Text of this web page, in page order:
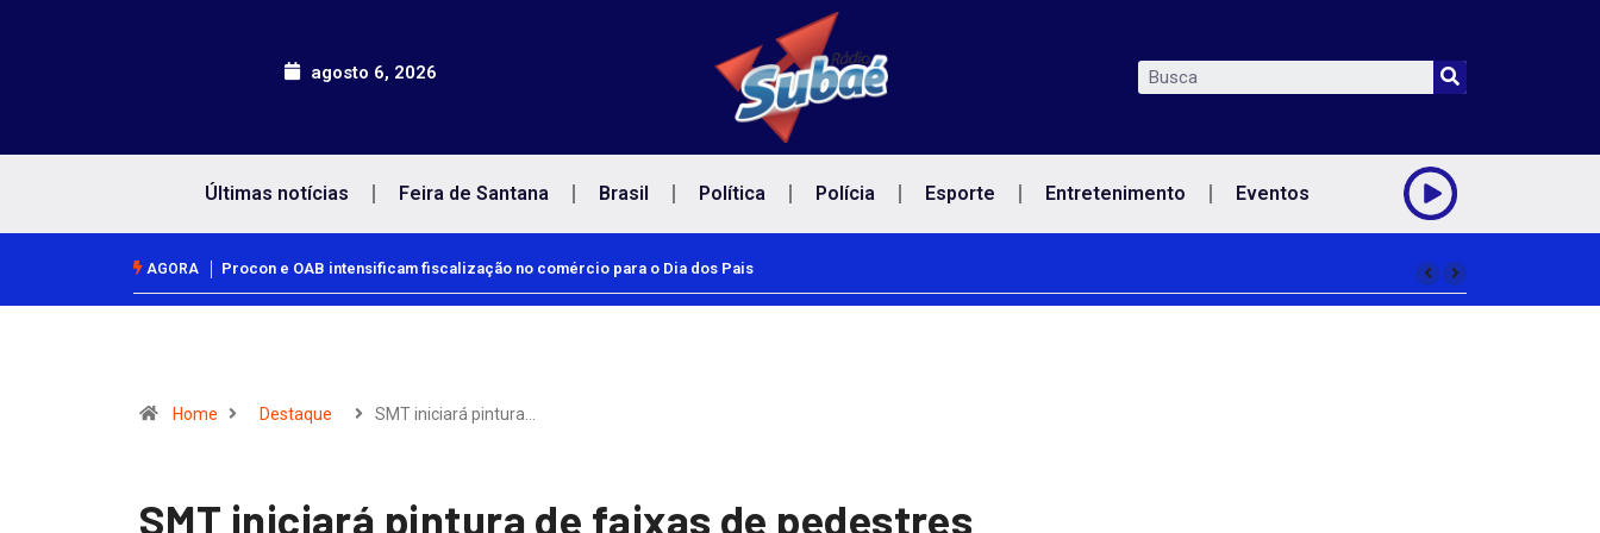
agosto 6, 2026
Últimas notícias Feira de Santana Brasil Política Polícia Esporte Entretenimento Eventos
AGORA Procon e OAB intensificam fiscalização no comércio para o Dia dos Pais
Home Destaque SMT iniciará pintura…
SMT iniciará pintura de faixas de pedestres